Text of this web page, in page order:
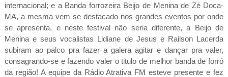
internacional; e a Banda forrozeira Beijo de Menina de Zé Doca-
MA, a mesma vem se destacado nos grandes eventos por onde
se apresenta, e neste festival não seria diferente, a Beijo de
Menina e seus vocalistas Lidiane de Jesus e Railson Lacerda
subiram ao palco pra fazer a galera agitar e dançar pra valer,
consagrando-se e fazendo valer o titulo de melhor banda de forró
da região! A equipe da Rádio Atrativa FM esteve presente e fez